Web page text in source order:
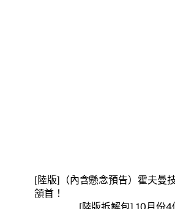
[陸版]（內含懸念預告）霍夫曼
頷首！